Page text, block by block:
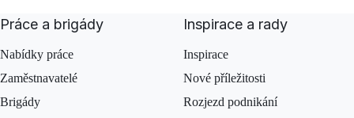
Práce a brigády
Nabídky práce
Zaměstnavatelé
Brigády
Inspirace a rady
Inspirace
Nové příležitosti
Rozjezd podnikání